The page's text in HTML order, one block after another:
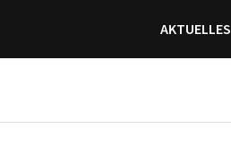
AKTUELLES